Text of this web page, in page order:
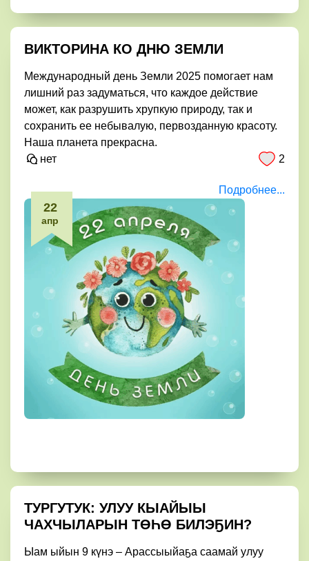
22
апр
ВИКТОРИНА КО ДНЮ ЗЕМЛИ
Международный день Земли 2025 помогает нам
лишний раз задуматься, что каждое действие
может, как разрушить хрупкую природу, так и
сохранить ее небывалую, первозданную красоту.
Наша планета прекрасна.
нет
2
Подробнее...
ТУРГУТУК: УЛУУ КЫАЙЫЫ
ЧАХЧЫЛАРЫН ТӨҺӨ БИЛЭҔИН?
Ыам ыйын 9 күнэ – Арассыыйаҕа саамай улуу